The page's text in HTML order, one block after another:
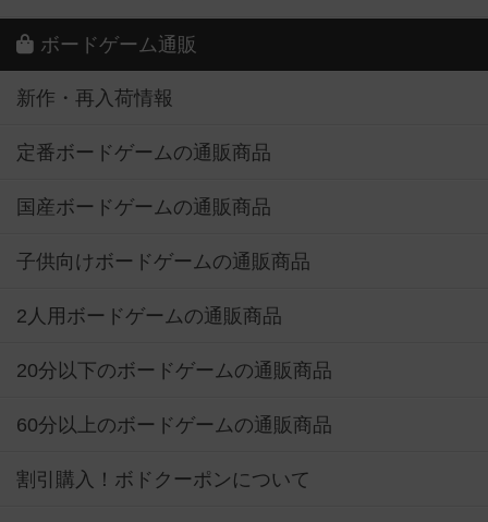
ボードゲーム通販
新作・再入荷情報
定番ボードゲームの通販商品
国産ボードゲームの通販商品
子供向けボードゲームの通販商品
2人用ボードゲームの通販商品
20分以下のボードゲームの通販商品
60分以上のボードゲームの通販商品
割引購入！ボドクーポンについて